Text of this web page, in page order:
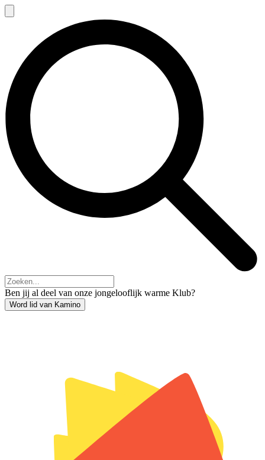
Ben jij al deel van onze jongelooflijk warme Klub?
Word lid van Kamino